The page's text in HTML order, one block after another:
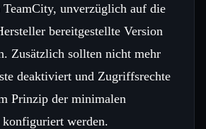
unverzüglich auf die
bereitgestellte Version
Zusätzlich sollten nicht mehr
deaktiviert und Zugriffsrechte
Prinzip der minimalen
konfiguriert werden.